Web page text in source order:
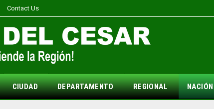
Contact Us
CIUDAD DEPARTAMENTO REGIONAL NACIÓN